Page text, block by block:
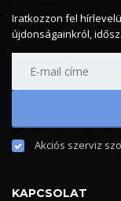
Iratkozzon fel
újdonságainkról,
Akciós szerviz
KAPCSOLAT